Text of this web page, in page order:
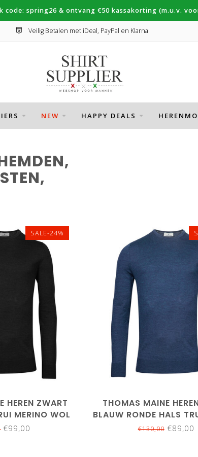
spring26 & ontvang €50 kassakorting (m.u.v.
Veilig Betalen met iDeal, PayPal en Klarna
NEW HAPPY DEALS
SALE-24%
3XL
HEREN ZWART
MERINO WOL
€99,00
THOMAS MAINE
BLAUW RONDE HALS
WOL
€130,00€89,00